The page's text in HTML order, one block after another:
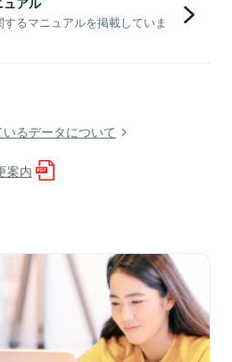
るマニュアルを掲載していま
るデータについて
案内